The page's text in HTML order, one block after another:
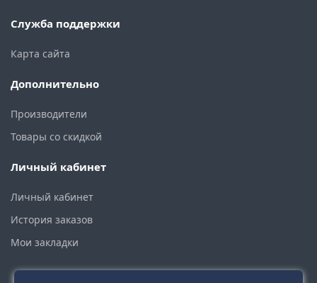
Служба поддержки
Карта сайта
Дополнительно
Производители
Товары со скидкой
Личный кабинет
Личный кабинет
История заказов
Мои закладки